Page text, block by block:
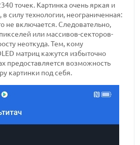
точек. Картинка очень яркая и
в силу технологии, неограниченная:
не включается. Следовательно,
или массивов-секторов-
неоткуда. Тем, кому
матриц кажутся избыточно
предоставляется возможность
картинки под себя.